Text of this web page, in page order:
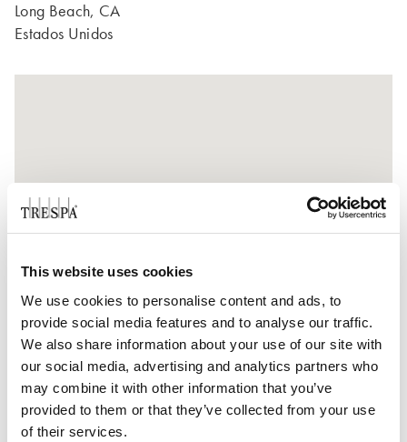
This website uses cookies
We use cookies to personalise content and ads, to
provide social media features and to analyse our traffic.
We also share information about your use of our site with
our social media, advertising and analytics partners who
may combine it with other information that you’ve
provided to them or that they’ve collected from your use
of their services.
Long Beach, CA
Estados Unidos